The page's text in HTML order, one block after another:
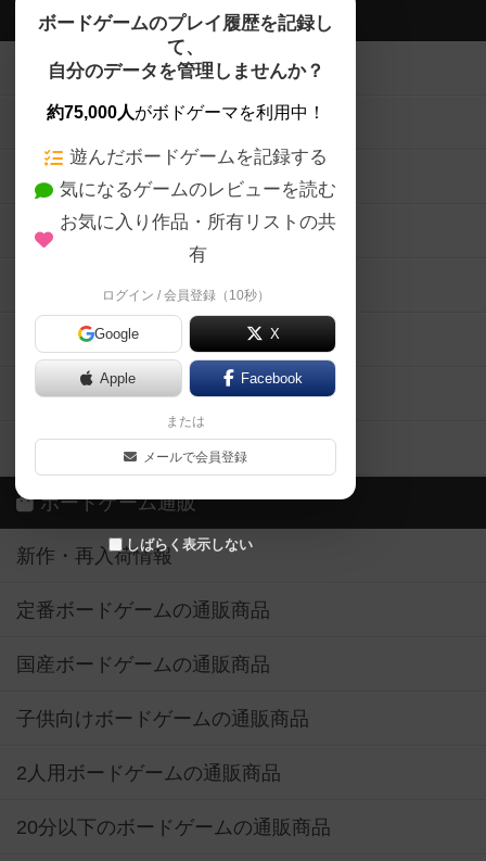
ボードゲームのプレイ履歴を記録し
て、
自分のデータを管理しませんか？
約75,000人がボドゲーマを利用中！
遊んだボードゲームを記録する
気になるゲームのレビューを読む
お気に入り作品・所有リストの共
有
ログイン / 会員登録（10秒）
Google X
Apple Facebook
または
メールで会員登録
しばらく表示しない
ボドゲーマTOP
ボードゲームを検索する
ボードゲームの新着レビュー
ボードゲーム会情報
メカニクス特集
掲示板・トピックス
ボドとも・会員一覧
ボードゲーム業界コラム
ボドゲーマご利用案内
ボードゲーム通販
新作・再入荷情報
定番ボードゲームの通販商品
国産ボードゲームの通販商品
子供向けボードゲームの通販商品
2人用ボードゲームの通販商品
20分以下のボードゲームの通販商品